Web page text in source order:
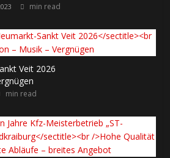
min read
Veit 2026
min read